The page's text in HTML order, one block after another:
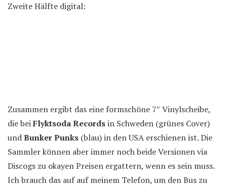
Zweite Hälfte digital:
Zusammen ergibt das eine formschöne 7″ Vinylscheibe,
die beiFlyktsoda Recordsin Schweden (grünes Cover)
undBunker Punks (blau) in den USA erschienen ist. Die
Sammler können aber immer noch beide Versionen via
Discogs zu okayen Preisen ergattern, wenn es sein muss.
Ich brauch das auf auf meinem Telefon, um den Bus zu